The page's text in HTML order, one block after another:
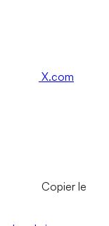
X.com
Copier le